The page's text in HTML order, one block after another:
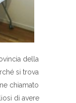
della
si trova
chiamato
di avere